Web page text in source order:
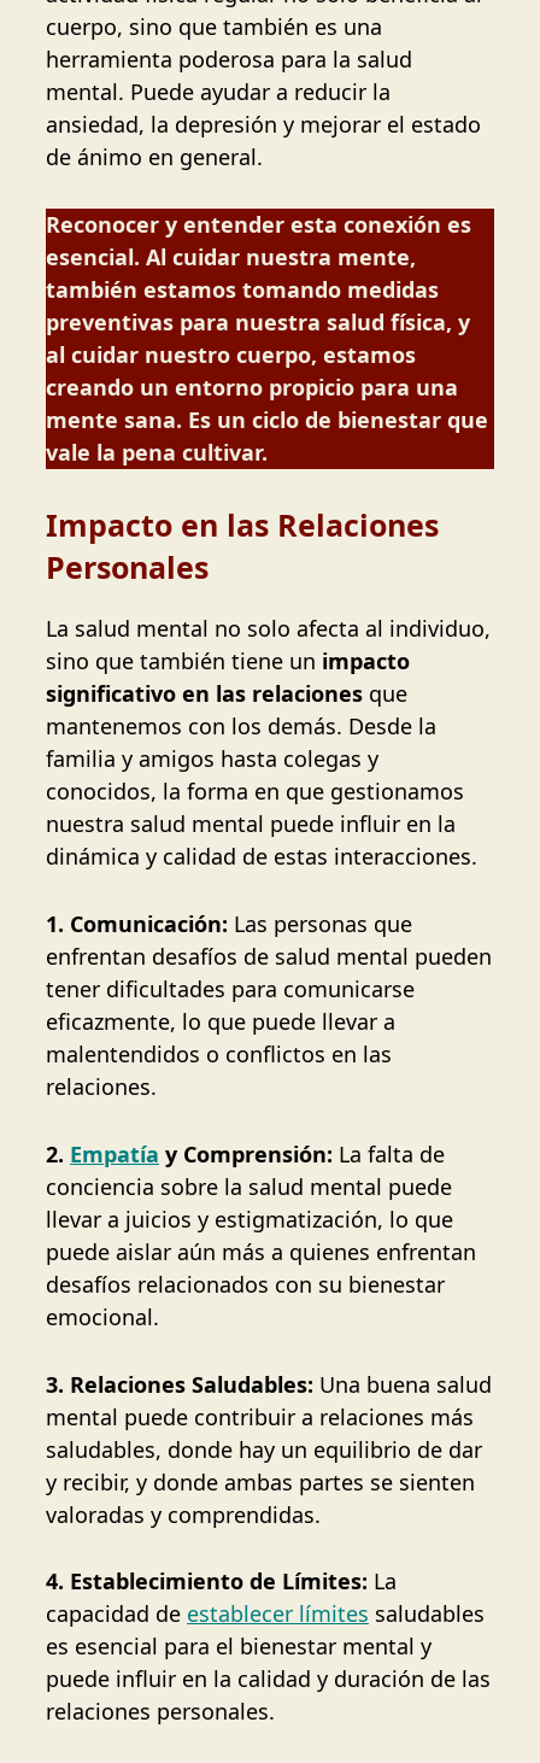
cuerpo, sino que también es una
herramienta poderosa para la salud
mental. Puede ayudar a reducir la
ansiedad, la depresión y mejorar el estado
de ánimo en general.
Reconocer y entender esta conexión es
esencial. Al cuidar nuestra mente,
también estamos tomando medidas
preventivas para nuestra salud física, y
al cuidar nuestro cuerpo, estamos
creando un entorno propicio para una
mente sana. Es un ciclo de bienestar que
vale la pena cultivar.
Impacto en las Relaciones
Personales
La salud mental no solo afecta al individuo,
sino que también tiene un impacto
significativo en las relaciones que
mantenemos con los demás. Desde la
familia y amigos hasta colegas y
conocidos, la forma en que gestionamos
nuestra salud mental puede influir en la
dinámica y calidad de estas interacciones.
1. Comunicación: Las personas que
enfrentan desafíos de salud mental pueden
tener dificultades para comunicarse
eficazmente, lo que puede llevar a
malentendidos o conflictos en las
relaciones.
2. Empatía y Comprensión: La falta de
conciencia sobre la salud mental puede
llevar a juicios y estigmatización, lo que
puede aislar aún más a quienes enfrentan
desafíos relacionados con su bienestar
emocional.
3. Relaciones Saludables: Una buena salud
mental puede contribuir a relaciones más
saludables, donde hay un equilibrio de dar
y recibir, y donde ambas partes se sienten
valoradas y comprendidas.
4. Establecimiento de Límites: La
capacidad de establecer límites saludables
es esencial para el bienestar mental y
puede influir en la calidad y duración de las
relaciones personales.